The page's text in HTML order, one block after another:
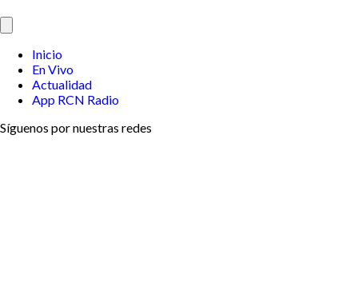
Inicio
En Vivo
Actualidad
App RCN Radio
Síguenos por nuestras redes